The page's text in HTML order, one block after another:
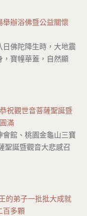
辦浴佛暨公益關懷
佛陀降生時，大地震
寶幢華蓋，自然顯
祝觀世音菩薩聖誕暨
滿
館、桃園金龜山三寶
聖誕暨觀音大悲感召
的弟子一批批大成就
百多顆